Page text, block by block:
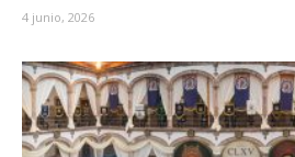
4 junio, 2026